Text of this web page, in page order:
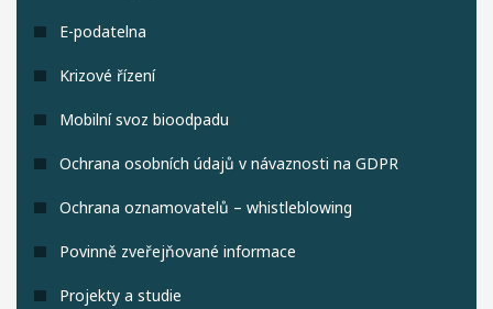
E-podatelna
Krizové řízení
Mobilní svoz bioodpadu
Ochrana osobních údajů v návaznosti na GDPR
Ochrana oznamovatelů – whistleblowing
Povinně zveřejňované informace
Projekty a studie